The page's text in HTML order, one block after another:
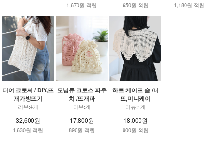
1,670원 적립 650원 적립 1,180원 적립
디어 크로셰 / DIY,뜨
개가방뜨기
리뷰:4개
32,600원
1,630원 적립
모닝듀 크로스 파우
치 /뜨개파
리뷰:개
17,800원
890원 적립
하트 케이프 숄 /니
뜨,미니케이
리뷰:1개
18,000원
900원 적립